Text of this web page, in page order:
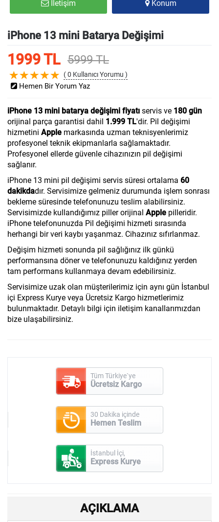
İletişim Konum
iPhone 13 mini Batarya Değişimi
1999 TL 5999 TL
( 0 Kullanıcı Yorumu )
Hemen Bir Yorum Yaz
iPhone 13 mini batarya değişimi fiyatı servis ve 180 gün
orijinal parça garantisi dahil 1.999 TL'dir. Pil değişimi
hizmetini Apple markasında uzman teknisyenlerimiz
profesyonel teknik ekipmanlarla sağlamaktadır.
Profesyonel ellerde güvenle cihazınızın pil değişimi
sağlanır.
iPhone 13 mini pil değişimi servis süresi ortalama 60
dakikdadır. Servisimize gelmeniz durumunda işlem sonrası
bekleme süresinde telefonunuzu teslim alabilirsiniz.
Servisimizde kullandığımız piller orijinal Apple pilleridir.
iPhone telefonunuzda Pil değişimi hizmeti sırasında
herhangi bir veri kaybı yaşanmaz. Cihazınız sıfırlanmaz.
Değişim hizmeti sonunda pil sağlığınız ilk günkü
performansına döner ve telefonunuzu kaldığınız yerden
tam performans kullanmaya devam edebilirsiniz.
Servisimize uzak olan müşterilerimiz için aynı gün İstanbul
içi Express Kurye veya Ücretsiz Kargo hizmetlerimiz
bulunmaktadır. Detaylı bilgi için iletişim kanallarımızdan
bize ulaşabilirsiniz.
Tüm Türkiye`ye
Ücretsiz Kargo
30 Dakika içinde
Hemen Teslim
İstanbul İçi,
Express Kurye
AÇIKLAMA